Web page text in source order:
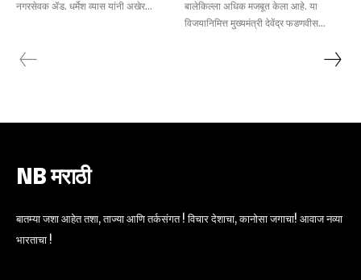
नगरसेवक ॲड. धर्मेश व्यास यांनी अखेर...
बालेकिल्ला अधिक मजबूत केला आहे. या
विजयानिमित्त मुख्यमंत्री देवेंद्र फडणवीस...
NB मराठी
बातम्या जशा आहेत तशा, ताज्या आणि तर्कसंगत ! विचार देशाचा, कानोसा जगाचा! आवाज नव्या
भारताचा !